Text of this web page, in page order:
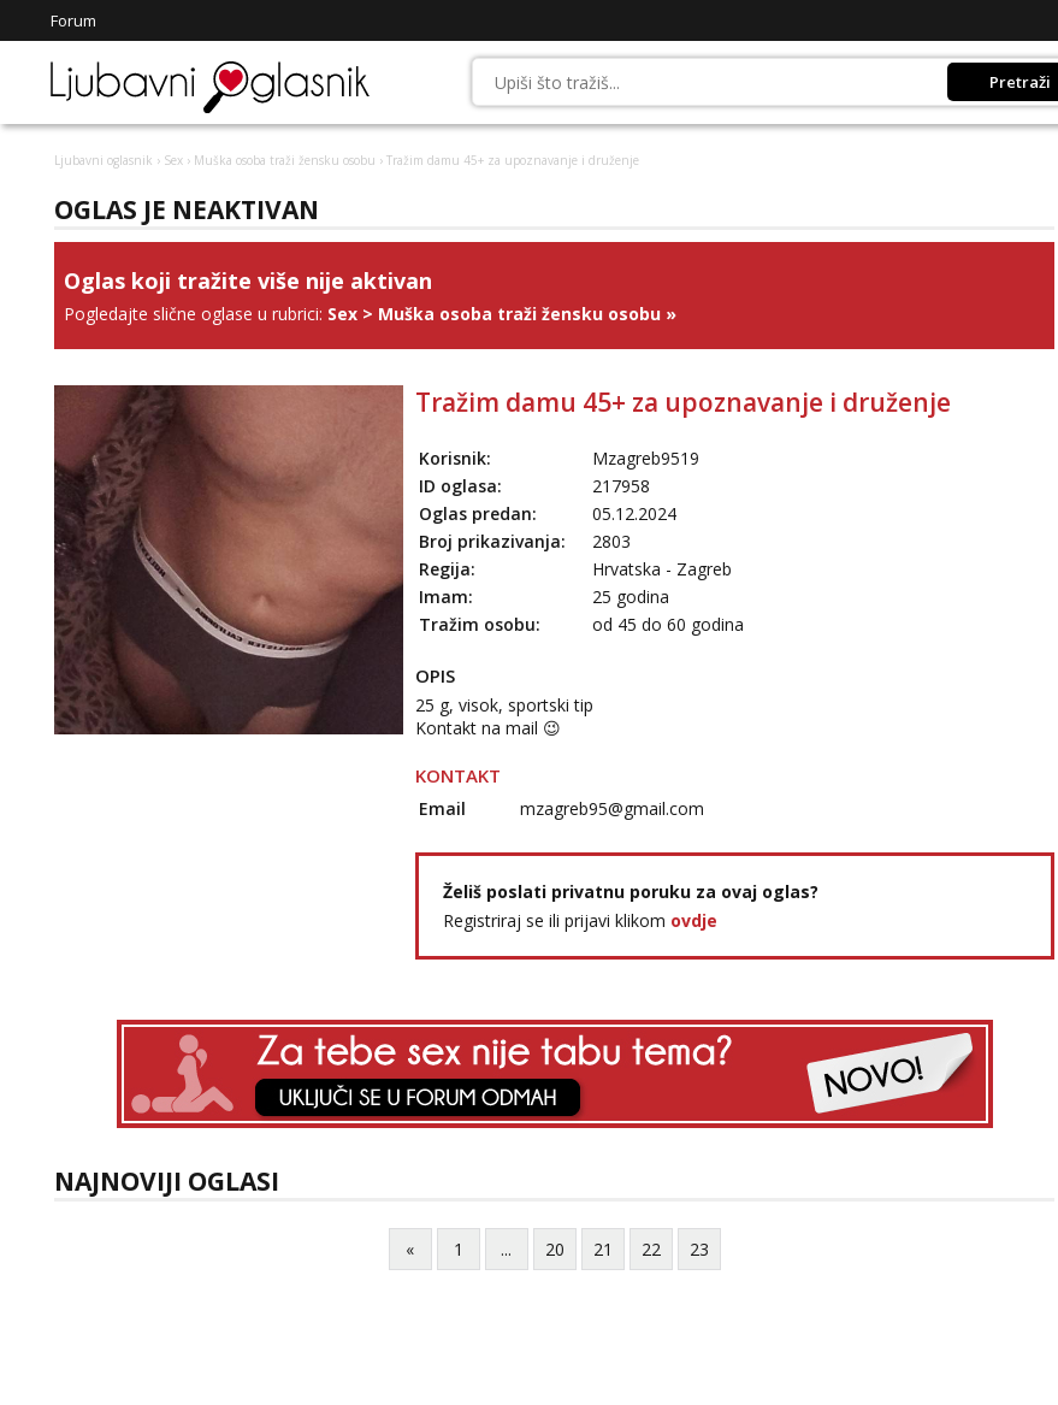
Forum
Pretraži
Ljubavni oglasnik › Sex › Muška osoba traži žensku osobu › Tražim damu 45+ za upoznavanje i druženje
OGLAS JE NEAKTIVAN
Oglas koji tražite više nije aktivan
Pogledajte slične oglase u rubrici: Sex > Muška osoba traži žensku osobu »
Tražim damu 45+ za upoznavanje i druženje
Korisnik:
Mzagreb9519
ID oglasa:
217958
Oglas predan:
05.12.2024
Broj prikazivanja:
2803
Regija:
Hrvatska - Zagreb
Imam:
25 godina
Tražim osobu:
od 45 do 60 godina
OPIS
25 g, visok, sportski tip
Kontakt na mail 😉
KONTAKT
Email mzagreb95@gmail.com
Želiš poslati privatnu poruku za ovaj oglas?
Registriraj se ili prijavi klikom ovdje
NAJNOVIJI OGLASI
« 1 ... 20 21 22 23